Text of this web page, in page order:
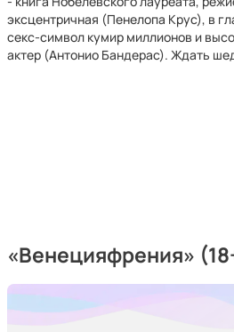
эксцентричная (Пенелопа Крус), в
секс-символ кумир миллионов и
актер (Антонио Бандерас). Ждать
«Венецияфрения»